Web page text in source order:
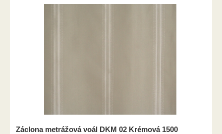
Záclona metrážová voál DKM 02 Krémová 1500